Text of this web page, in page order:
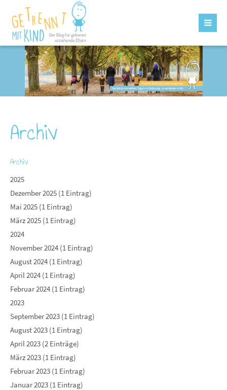
Archiv
Archiv
2025
Dezember 2025 (1 Eintrag)
Mai 2025 (1 Eintrag)
März 2025 (1 Eintrag)
2024
November 2024 (1 Eintrag)
August 2024 (1 Eintrag)
April 2024 (1 Eintrag)
Februar 2024 (1 Eintrag)
2023
September 2023 (1 Eintrag)
August 2023 (1 Eintrag)
April 2023 (2 Einträge)
März 2023 (1 Eintrag)
Februar 2023 (1 Eintrag)
Januar 2023 (1 Eintrag)